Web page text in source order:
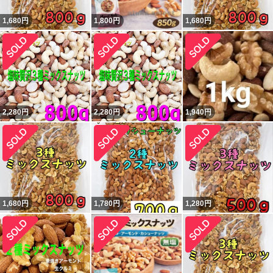
1,680円 1,800円 1,680円
2,280円 2,280円 1,940円
1,680円 1,780円 1,280円